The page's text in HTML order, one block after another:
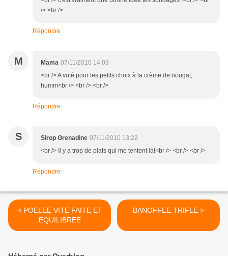
/> <br />
Répondre
M Mama 07/11/2010 14:03
<br /> A voté pour les petits choix à la crème de nougat,
humm<br /> <br /> <br />
Répondre
S Sirop Grenadine 07/11/2010 13:22
<br /> Il y a trop de plats qui me tentent là!<br /> <br /> <br />
Répondre
< POELEE VITE FAITE ET
EQUILIBREE
BANOFFEE TRIFLE >